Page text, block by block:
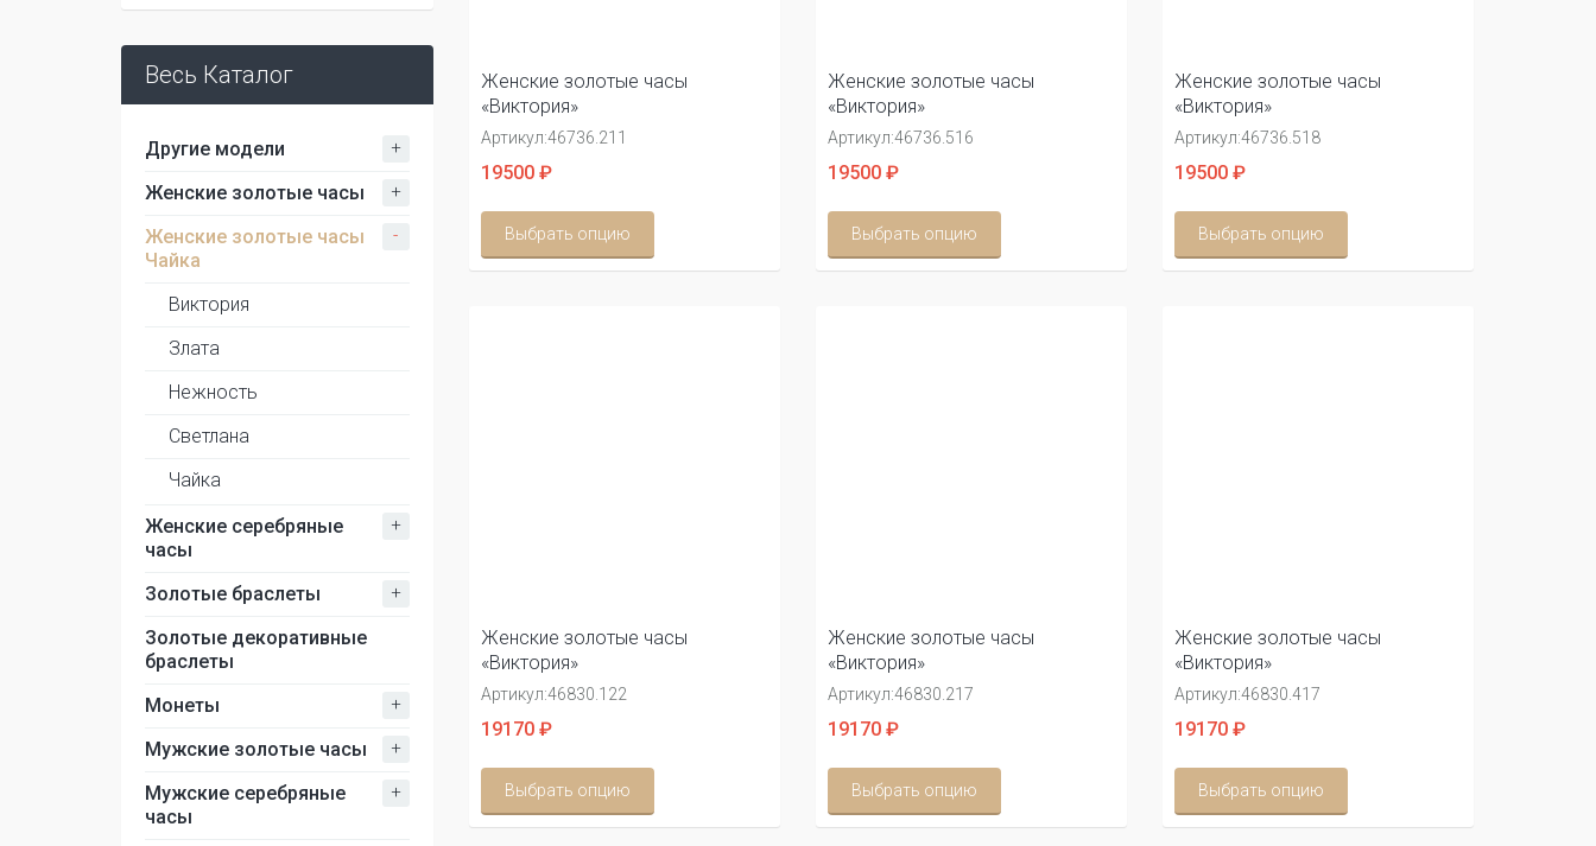
Весь Каталог
Другие модели +
Женские золотые часы +
Женские золотые часы
Чайка
-
Виктория
Злата
Нежность
Светлана
Чайка
Женские серебряные
часы
+
Золотые браслеты +
Золотые декоративные
браслеты
Монеты
+
Мужские золотые часы +
Мужские серебряные
часы
+
Женские золотые часы
«Виктория»
Артикул:46736.211
19500 ₽
Выбрать опцию
Женские золотые часы
«Виктория»
Артикул:46736.516
19500 ₽
Выбрать опцию
Женские золотые часы
«Виктория»
Артикул:46736.518
19500 ₽
Выбрать опцию
Женские золотые часы
«Виктория»
Артикул:46830.122
19170 ₽
Выбрать опцию
Женские золотые часы
«Виктория»
Артикул:46830.217
19170 ₽
Выбрать опцию
Женские золотые часы
«Виктория»
Артикул:46830.417
19170 ₽
Выбрать опцию